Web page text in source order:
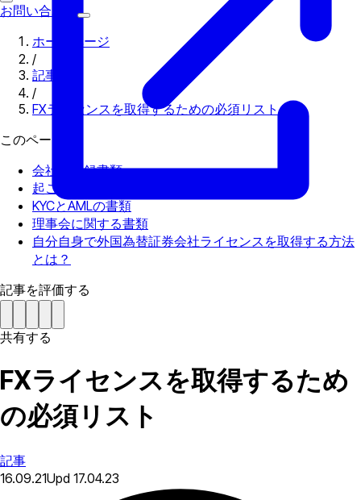
お問い合わせ
ホームページ
/
記事
/
FXライセンスを取得するための必須リスト
このページで
会社の登録書類
起こりうる財務リスクに関する書類
KYCとAMLの書類
理事会に関する書類
自分自身で外国為替証券会社ライセンスを取得する方法
とは？
記事を評価する
共有する
FXライセンスを取得するため
の必須リスト
記事
16.09.21Upd 17.04.23